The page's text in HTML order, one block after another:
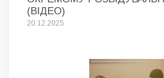
(ВІДЕО)
20.12.2025